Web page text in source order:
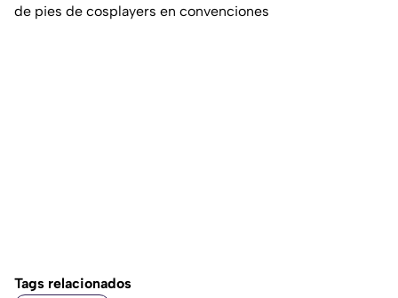
de pies de cosplayers en convenciones
Tags relacionados